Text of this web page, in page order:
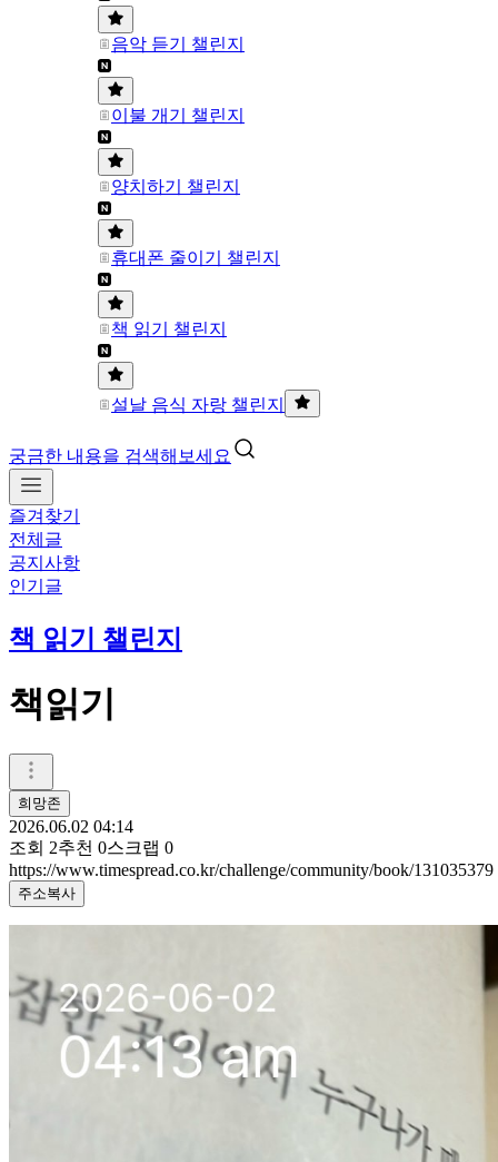
음악 듣기 챌린지
이불 개기 챌린지
양치하기 챌린지
휴대폰 줄이기 챌린지
책 읽기 챌린지
설날 음식 자랑 챌린지
궁금한 내용을 검색해보세요
즐겨찾기
전체글
공지사항
인기글
책 읽기 챌린지
책읽기
희망존
2026.06.02 04:14
조회 2추천 0스크랩 0
https://www.timespread.co.kr/challenge/community/book/131035379
주소복사